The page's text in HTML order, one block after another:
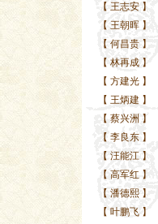
【 王志安】
【 王朝晖】
【 何昌贵】
【 林再成】
【 方建光】
【 王炳建】
【 蔡兴洲 】
【 李良东】
【 汪能江】
【 高军红 】
【 潘德熙】
【 叶鹏飞】